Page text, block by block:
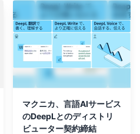
マクニカ、言語AIサービス
のDeepLとのディストリ
ビューター契約締結